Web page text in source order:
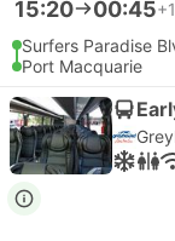
15:20 00:45+1
Surfers Paradise
Port Macquarie